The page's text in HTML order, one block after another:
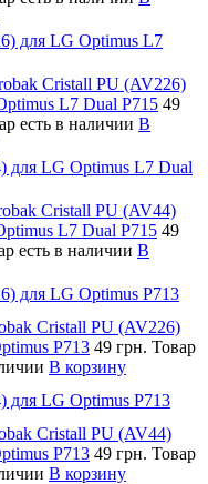
для LG Optimus L7
Cristall PU (AV226)
L7 Dual P715 49
есть в наличии В
для LG Optimus L7 Dual
Cristall PU (AV44)
L7 Dual P715 49
есть в наличии В
для LG Optimus P713
Cristall PU (AV226)
P713 49 грн. Товар
В корзину
для LG Optimus P713
Cristall PU (AV44)
P713 49 грн. Товар
В корзину